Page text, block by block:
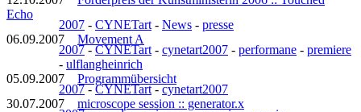
Echo
2007 - CYNETart - News - presse
06.09.2007 Movement A
2007-CYNETart - cynetart2007 - performane - premiere
- ulflangheinrich
05.09.2007 Programmübersicht
2007-CYNETart-cynetart2007
30.07.2007 microscope session :: generator.x